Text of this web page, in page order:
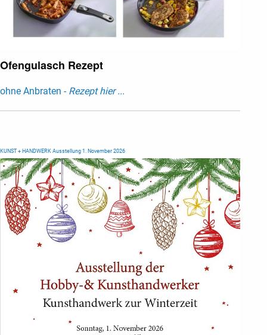
Ofengulasch Rezept
ohne Anbraten - Rezept hier ...
KUNST + HANDWERK Ausstellung 1. November 2026